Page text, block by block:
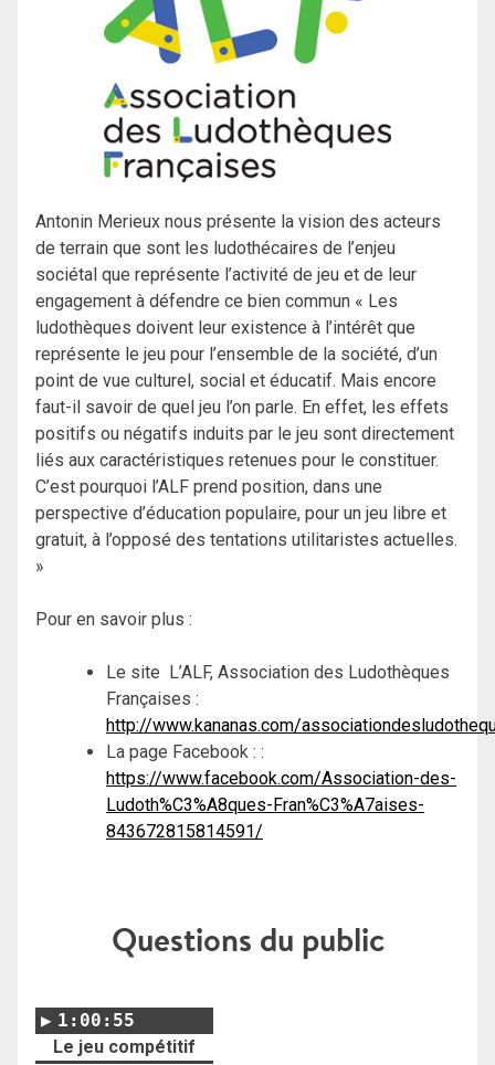
Antonin Merieux nous présente la vision des acteurs
de terrain que sont les ludothécaires de l’enjeu
sociétal que représente l’activité de jeu et de leur
engagement à défendre ce bien commun « Les
ludothèques doivent leur existence à l’intérêt que
représente le jeu pour l’ensemble de la société, d’un
point de vue culturel, social et éducatif. Mais encore
faut-il savoir de quel jeu l’on parle. En effet, les effets
positifs ou négatifs induits par le jeu sont directement
liés aux caractéristiques retenues pour le constituer.
C’est pourquoi l’ALF prend position, dans une
perspective d’éducation populaire, pour un jeu libre et
gratuit, à l’opposé des tentations utilitaristes actuelles.
»
Pour en savoir plus :
Le site L’ALF, Association des Ludothèques
Françaises :
http://www.kananas.com/
La page Facebook : :
https://www.facebook.com/Association-des-
Ludoth%C3%A8ques-Fran%C3%A7aises-
843672815814591/
Questions du public
1:00:55
Le jeu compétitif